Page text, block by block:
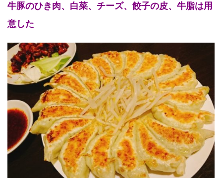
牛豚のひき肉、白菜、チーズ、餃子の皮、牛脂は用
意した